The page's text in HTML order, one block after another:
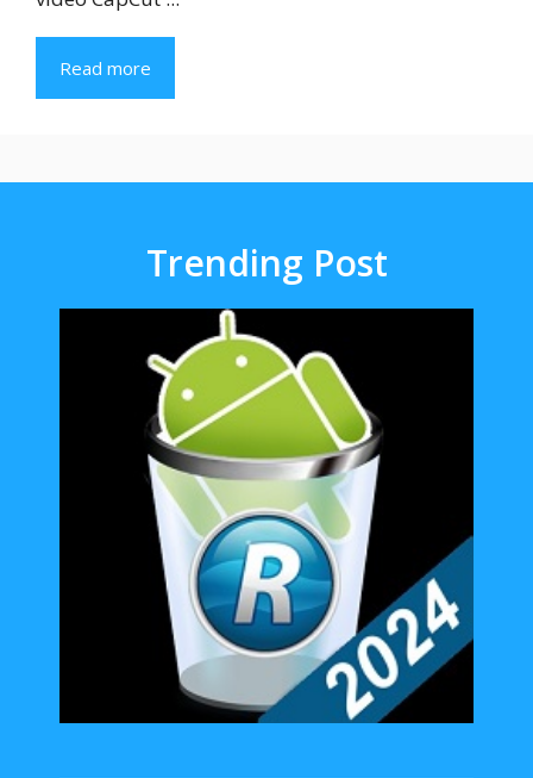
Read more
Trending Post